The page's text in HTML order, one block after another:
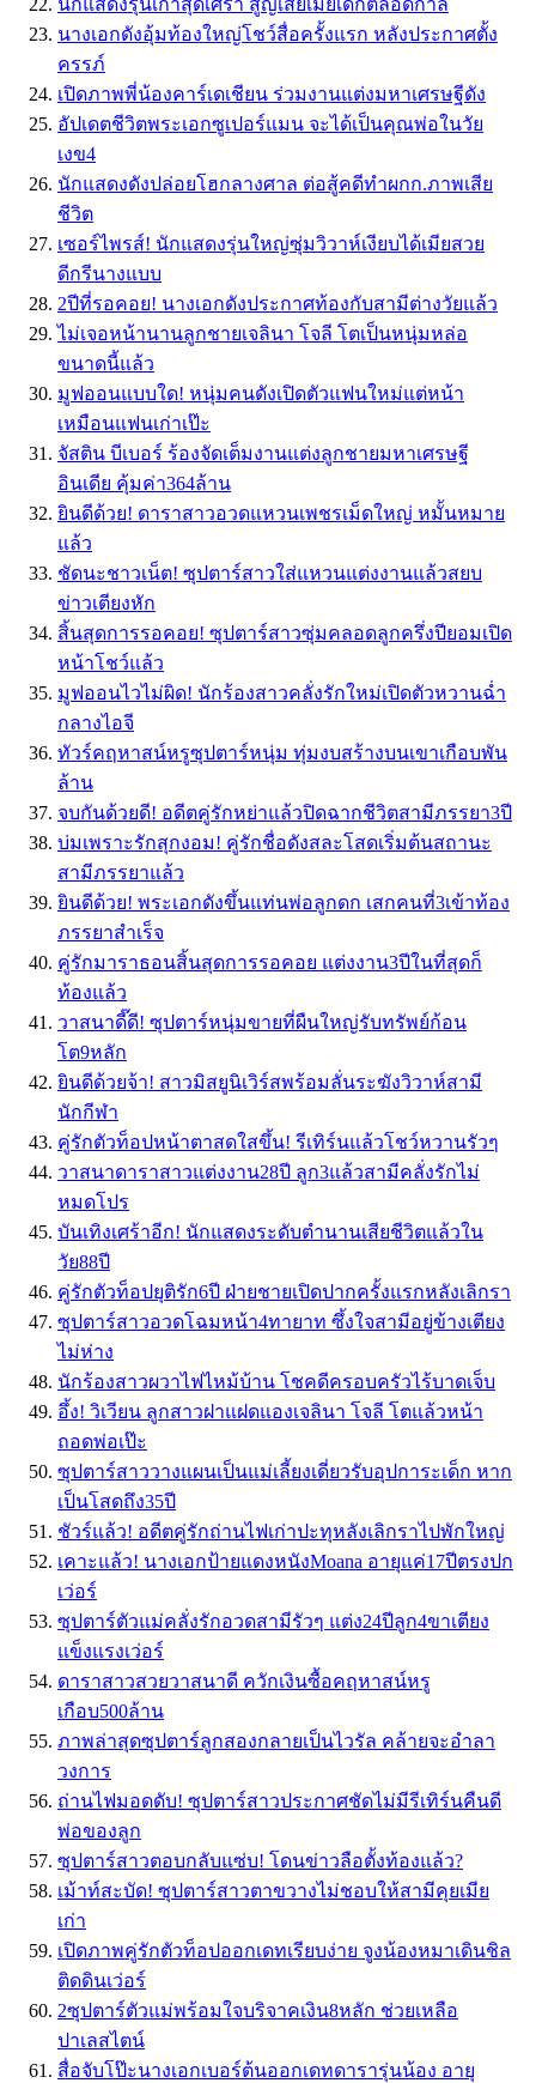
นักแสดงรุ่นเก๋าสุดเศร้า สูญเสียเมียเด็กตลอดกาล
นางเอกดังอุ้มท้องใหญ่โชว์สื่อครั้งแรก หลังประกาศตั้ง
ครรภ์
เปิดภาพพี่น้องคาร์เดเชียน ร่วมงานแต่งมหาเศรษฐีดัง
อัปเดตชีวิตพระเอกซูเปอร์แมน จะได้เป็นคุณพ่อในวัย
เงข4
นักแสดงดังปล่อยโฮกลางศาล ต่อสู้คดีทำผกก.ภาพเสีย
ชีวิต
เซอร์ไพรส์! นักแสดงรุ่นใหญ่ซุ่มวิวาห์เงียบได้เมียสวย
ดีกรีนางแบบ
2ปีที่รอคอย! นางเอกดังประกาศท้องกับสามีต่างวัยแล้ว
ไม่เจอหน้านานลูกชายเจลินา โจลี โตเป็นหนุ่มหล่อ
ขนาดนี้แล้ว
มูฟออนแบบใด! หนุ่มคนดังเปิดตัวแฟนใหม่แต่หน้า
เหมือนแฟนเก่าเป๊ะ
จัสติน บีเบอร์ ร้องจัดเต็มงานแต่งลูกชายมหาเศรษฐี
อินเดีย คุ้มค่า364ล้าน
ยินดีด้วย! ดาราสาวอวดแหวนเพชรเม็ดใหญ่ หมั้นหมาย
แล้ว
ชัดนะชาวเน็ต! ซุปตาร์สาวใส่แหวนแต่งงานแล้วสยบ
ข่าวเตียงหัก
สิ้นสุดการรอคอย! ซุปตาร์สาวซุ่มคลอดลูกครึ่งปียอมเปิด
หน้าโชว์แล้ว
มูฟออนไวไม่ผิด! นักร้องสาวคลั่งรักใหม่เปิดตัวหวานฉ่ำ
กลางไอจี
ทัวร์คฤหาสน์หรูซุปตาร์หนุ่ม ทุ่มงบสร้างบนเขาเกือบพัน
ล้าน
จบกันด้วยดี! อดีตคู่รักหย่าแล้วปิดฉากชีวิตสามีภรรยา3ปี
บ่มเพราะรักสุกงอม! คู่รักชื่อดังสละโสดเริ่มต้นสถานะ
สามีภรรยาแล้ว
ยินดีด้วย! พระเอกดังขึ้นแท่นพ่อลูกดก เสกคนที่3เข้าท้อง
ภรรยาสำเร็จ
คู่รักมาราธอนสิ้นสุดการรอคอย แต่งงาน3ปีในที่สุดก็
ท้องแล้ว
วาสนาดี๊ดี! ซุปตาร์หนุ่มขายที่ผืนใหญ่รับทรัพย์ก้อน
โต9หลัก
ยินดีด้วยจ้า! สาวมิสยูนิเวิร์สพร้อมลั่นระฆังวิวาห์สามี
นักกีฬา
คู่รักตัวท็อปหน้าตาสดใสขึ้น! รีเทิร์นแล้วโชว์หวานรัวๆ
วาสนาดาราสาวแต่งงาน28ปี ลูก3แล้วสามีคลั่งรักไม่
หมดโปร
บันเทิงเศร้าอีก! นักแสดงระดับตำนานเสียชีวิตแล้วใน
วัย88ปี
คู่รักตัวท็อปยุติรัก6ปี ฝ่ายชายเปิดปากครั้งแรกหลังเลิกรา
ซุปตาร์สาวอวดโฉมหน้า4ทายาท ซึ้งใจสามีอยู่ข้างเตียง
ไม่ห่าง
นักร้องสาวผวาไฟไหม้บ้าน โชคดีครอบครัวไร้บาดเจ็บ
อึ้ง! วิเวียน ลูกสาวฝาแฝดแองเจลินา โจลี โตแล้วหน้า
ถอดพ่อเป๊ะ
ซุปตาร์สาววางแผนเป็นแม่เลี้ยงเดี่ยวรับอุปการะเด็ก หาก
เป็นโสดถึง35ปี
ชัวร์แล้ว! อดีตคู่รักถ่านไฟเก่าปะทุหลังเลิกราไปพักใหญ่
เคาะแล้ว! นางเอกป้ายแดงหนังMoana อายุแค่17ปีตรงปก
เว่อร์
ซุปตาร์ตัวแม่คลั่งรักอวดสามีรัวๆ แต่ง24ปีลูก4ขาเตียง
แข็งแรงเว่อร์
ดาราสาวสวยวาสนาดี ควักเงินซื้อคฤหาสน์หรู
เกือบ500ล้าน
ภาพล่าสุดซุปตาร์ลูกสองกลายเป็นไวรัล คล้ายจะอำลา
วงการ
ถ่านไฟมอดดับ! ซุปตาร์สาวประกาศชัดไม่มีรีเทิร์นคืนดี
พ่อของลูก
ซุปตาร์สาวตอบกลับแซ่บ! โดนข่าวลือตั้งท้องแล้ว?
เม้าท์สะบัด! ซุปตาร์สาวตาขวางไม่ชอบให้สามีคุยเมีย
เก่า
เปิดภาพคู่รักตัวท็อปออกเดทเรียบง่าย จูงน้องหมาเดินชิล
ติดดินเว่อร์
2ซุปตาร์ตัวแม่พร้อมใจบริจาคเงิน8หลัก ช่วยเหลือ
ปาเลสไตน์
สื่อจับโป๊ะนางเอกเบอร์ต้นออกเดทดารารุ่นน้อง อายุ